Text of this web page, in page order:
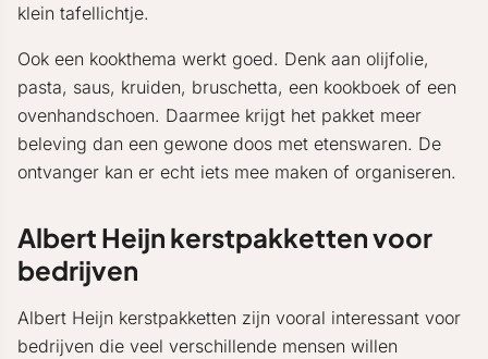
klein tafellichtje.
Ook een kookthema werkt goed. Denk aan olijfolie,
pasta, saus, kruiden, bruschetta, een kookboek of een
ovenhandschoen. Daarmee krijgt het pakket meer
beleving dan een gewone doos met etenswaren. De
ontvanger kan er echt iets mee maken of organiseren.
Albert Heijn kerstpakketten voor
bedrijven
Albert Heijn kerstpakketten zijn vooral interessant voor
bedrijven die veel verschillende mensen willen